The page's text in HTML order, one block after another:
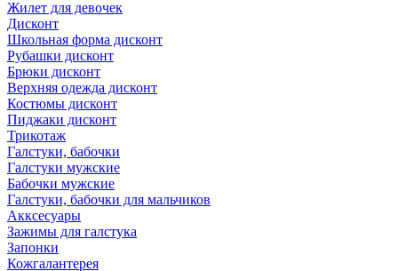
Жилет для девочек
Дисконт
Школьная форма дисконт
Рубашки дисконт
Брюки дисконт
Верхняя одежда дисконт
Костюмы дисконт
Пиджаки дисконт
Трикотаж
Галстуки, бабочки
Галстуки мужские
Бабочки мужские
Галстуки, бабочки для мальчиков
Акксесуары
Зажимы для галстука
Запонки
Кожгалантерея